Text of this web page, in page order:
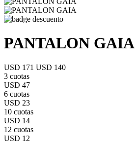
PANTALON GAIA
USD 171 USD 140
3 cuotas
USD 47
6 cuotas
USD 23
10 cuotas
USD 14
12 cuotas
USD 12